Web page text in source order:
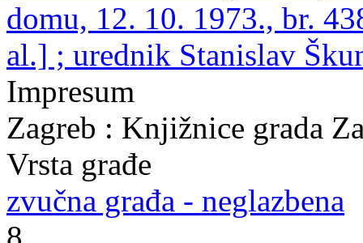
domu, 12. 10. 1973., br.
al.] ; urednik Stanislav
Impresum
Zagreb : Knjižnice grada
Vrsta građe
zvučna građa - neglazbena